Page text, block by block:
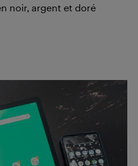
noir, argent et doré